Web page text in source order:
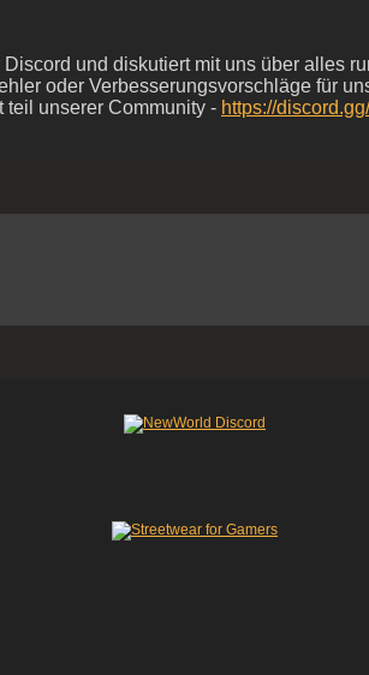
Discord und diskutiert mit uns über alles
oder Verbesserungsvorschläge für
teil unserer Community - https://